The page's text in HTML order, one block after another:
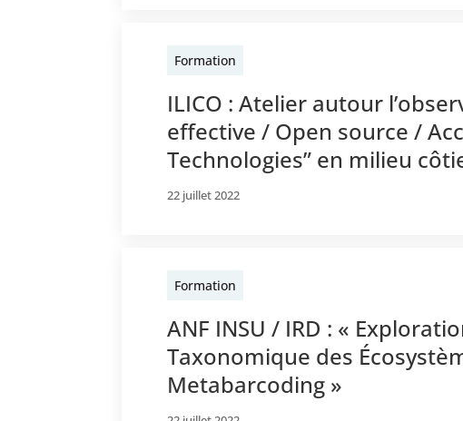
Formation
ILICO : Atelier autour
effective / Open source /
Technologies” en milieu
22 juillet 2022
Formation
ANF INSU / IRD : «
Taxonomique des
Metabarcoding »